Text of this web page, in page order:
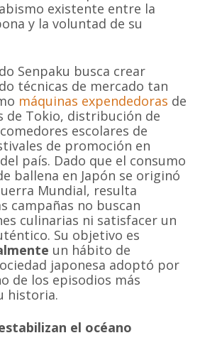
existente entre la
y la voluntad de su
Senpaku busca crear
técnicas de mercado tan
máquinas expendedoras de
de Tokio, distribución de
escolares de
de promoción en
país. Dado que el consumo
ballena en Japón se originó
Mundial, resulta
campañas no buscan
culinarias ni satisfacer un
Su objetivo es
un hábito de
japonesa adoptó por
de los episodios más
historia.
el océano